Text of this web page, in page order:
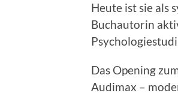
Heute ist sie als
Buchautorin
Das Opening
Audimax –